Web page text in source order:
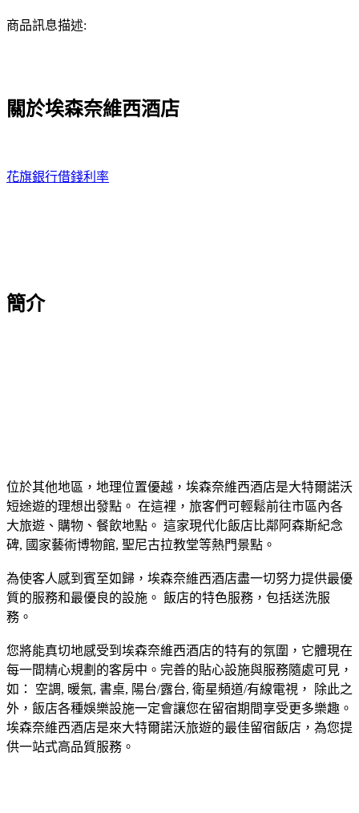
商品訊息描述:
關於埃森奈維西酒店
花旗銀行借錢利率
簡介
位於其他地區，地理位置優越，埃森奈維西酒店是大特爾諾沃
短途遊的理想出發點。 在這裡，旅客們可輕鬆前往市區內各
大旅遊、購物、餐飲地點。 這家現代化飯店比鄰阿森斯紀念
碑, 國家藝術博物館, 聖尼古拉教堂等熱門景點。
為使客人感到賓至如歸，埃森奈維西酒店盡一切努力提供最優
質的服務和最優良的設施。 飯店的特色服務，包括送洗服
務。
您將能真切地感受到埃森奈維西酒店的特有的氛圍，它體現在
每一間精心規劃的客房中。完善的貼心設施與服務隨處可見，
如： 空調, 暖氣, 書桌, 陽台/露台, 衛星頻道/有線電視， 除此之
外，飯店各種娛樂設施一定會讓您在留宿期間享受更多樂趣。
埃森奈維西酒店是來大特爾諾沃旅遊的最佳留宿飯店，為您提
供一站式高品質服務。